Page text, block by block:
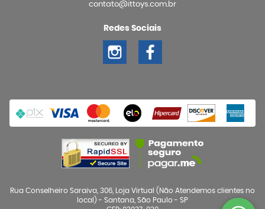
contato@ittoys.com.br
Redes Sociais
Rua Conselheiro Saraiva, 306, Loja Virtual (Não Atendemos clientes no
local) - Santana, São Paulo - SP